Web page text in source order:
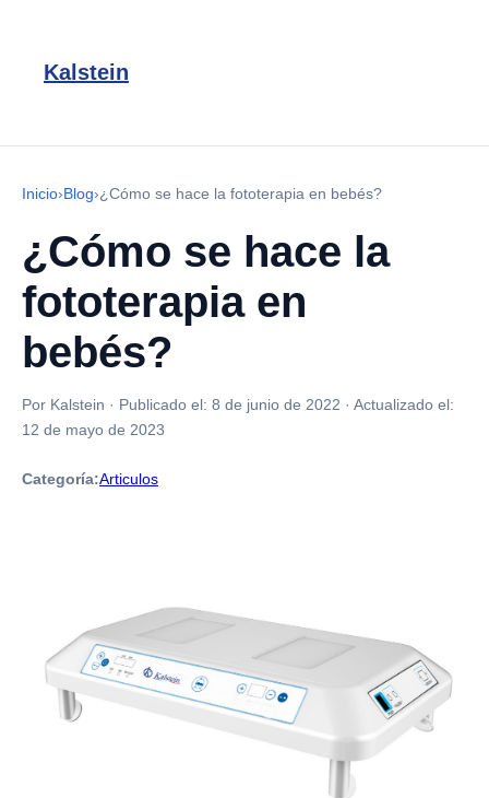
Kalstein
Inicio›Blog›¿Cómo se hace la fototerapia en bebés?
¿Cómo se hace la
fototerapia en
bebés?
Por Kalstein · Publicado el: 8 de junio de 2022 · Actualizado el:
12 de mayo de 2023
Categoría:Articulos